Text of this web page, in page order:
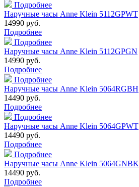
Подробнее
Наручные часы Anne Klein 5112GPWT
14990 руб.
Подробнее
Подробнее
Наручные часы Anne Klein 5112GPGN
14990 руб.
Подробнее
Подробнее
Наручные часы Anne Klein 5064RGBH
14490 руб.
Подробнее
Подробнее
Наручные часы Anne Klein 5064GPWT
14490 руб.
Подробнее
Подробнее
Наручные часы Anne Klein 5064GNBK
14490 руб.
Подробнее